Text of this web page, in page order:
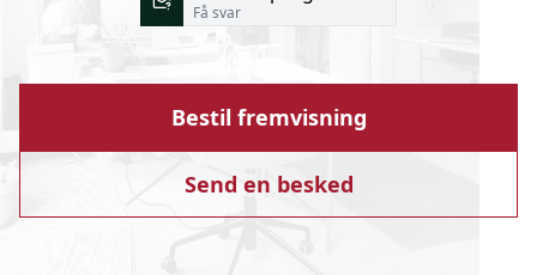
Få svar
Send en besked
Bestil fremvisning